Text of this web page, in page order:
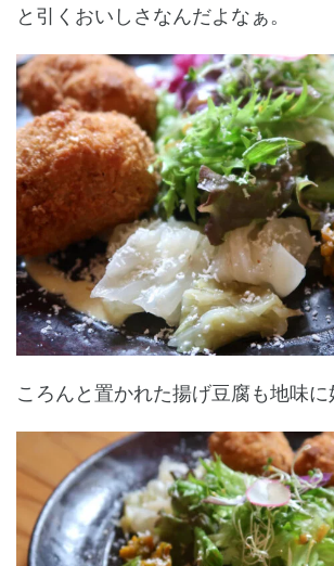
と引くおいしさなんだよなぁ。
ころんと置かれた揚げ豆腐も地味に